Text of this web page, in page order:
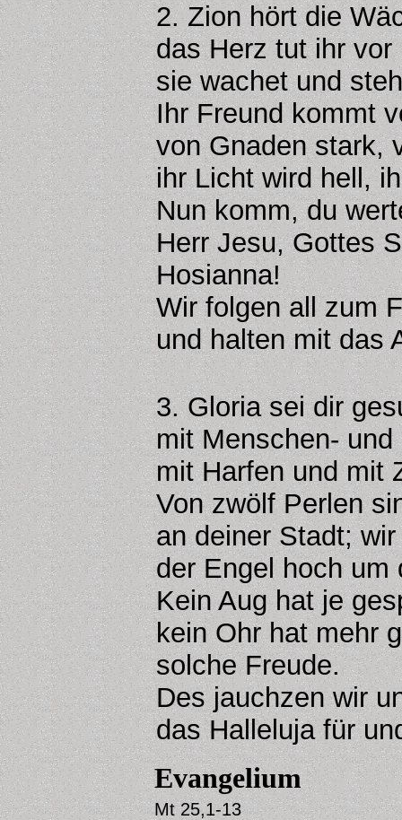
2. Zion hört die
das Herz tut ihr
sie wachet und
Ihr Freund kommt
von Gnaden stark,
ihr Licht wird hell,
Nun komm, du
Herr Jesu, Gottes
Hosianna!
Wir folgen all zum
und halten mit das
3. Gloria sei dir
mit Menschen-
mit Harfen und mit
Von zwölf Perlen
an deiner Stadt;
der Engel hoch um
Kein Aug hat je
kein Ohr hat mehr
solche Freude.
Des jauchzen wir
das Halleluja für
Evangelium
Mt 25,1-13